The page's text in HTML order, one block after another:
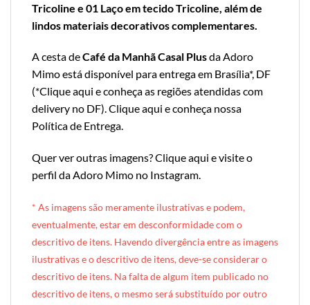
Tricoline e 01 Laço em tecido Tricoline, além de
lindos materiais decorativos complementares.
A cesta deCafé da Manhã Casal Plusda Adoro
Mimo está disponível para entrega em Brasília*, DF
(*Clique aqui e conheça as regiões atendidas com
delivery no DF).Clique aqui e conheça nossa
Política de Entrega.
Quer ver outras imagens?Clique aqui e visite o
perfil da Adoro Mimo no Instagram.
* As imagens são meramente ilustrativas e podem,
eventualmente, estar em desconformidade com o
descritivo de itens. Havendo divergência entre as imagens
ilustrativas e o descritivo de itens, deve-se considerar o
descritivo de itens. Na falta de algum item publicado no
descritivo de itens, o mesmo será substituído por outro